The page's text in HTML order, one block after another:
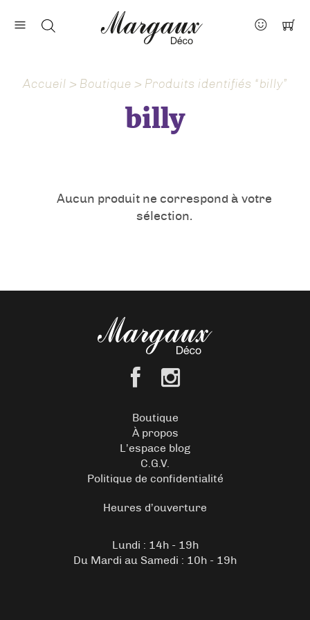
Nos marques
À propos
Actus
Accueil > Boutique > Produits identifiés “billy”
billy
Aucun produit ne correspond à votre
sélection.
Boutique
À propos
L’espace blog
C.G.V.
Politique de confidentialité
Heures d’ouverture
Lundi : 14h - 19h
Du Mardi au Samedi : 10h - 19h